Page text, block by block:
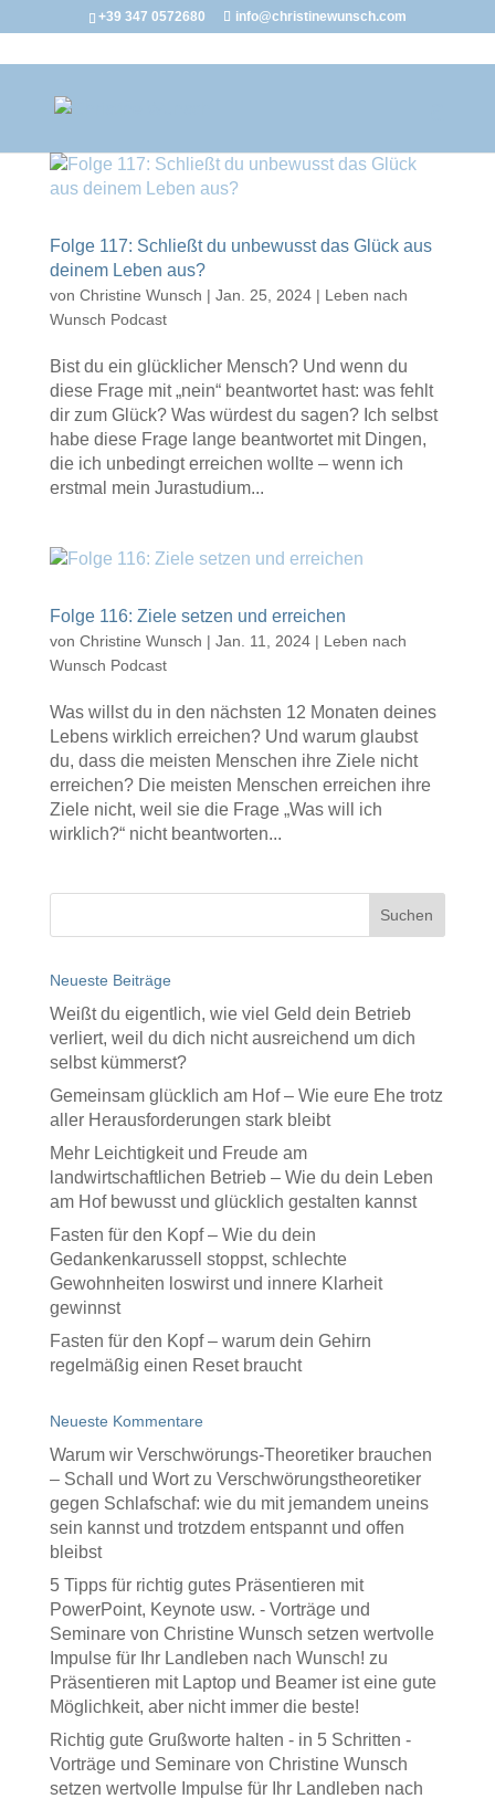
+39 347 0572680 info@christinewunsch.com
Folge 117: Schließt du unbewusst das Glück aus
deinem Leben aus?
von Christine Wunsch | Jan. 25, 2024| Leben nach
Wunsch Podcast
Bist du ein glücklicher Mensch? Und wenn du
diese Frage mit „nein“ beantwortet hast: was fehlt
dir zum Glück? Was würdest du sagen? Ich selbst
habe diese Frage lange beantwortet mit Dingen,
die ich unbedingt erreichen wollte – wenn ich
erstmal mein Jurastudium...
Folge 116: Ziele setzen und erreichen
von Christine Wunsch | Jan. 11, 2024| Leben nach
Wunsch Podcast
Was willst du in den nächsten 12 Monaten deines
Lebens wirklich erreichen? Und warum glaubst
du, dass die meisten Menschen ihre Ziele nicht
erreichen? Die meisten Menschen erreichen ihre
Ziele nicht, weil sie die Frage „Was will ich
wirklich?“ nicht beantworten...
Neueste Beiträge
Weißt du eigentlich, wie viel Geld dein Betrieb
verliert, weil du dich nicht ausreichend um dich
selbst kümmerst?
Gemeinsam glücklich am Hof – Wie eure Ehe trotz
aller Herausforderungen stark bleibt
Mehr Leichtigkeit und Freude am
landwirtschaftlichen Betrieb – Wie du dein Leben
am Hof bewusst und glücklich gestalten kannst
Fasten für den Kopf – Wie du dein
Gedankenkarussell stoppst, schlechte
Gewohnheiten loswirst und innere Klarheit
gewinnst
Fasten für den Kopf – warum dein Gehirn
regelmäßig einen Reset braucht
Neueste Kommentare
Warum wir Verschwörungs-Theoretiker brauchen
– Schall und Wortzu Verschwörungstheoretiker
gegen Schlafschaf: wie du mit jemandem uneins
sein kannst und trotzdem entspannt und offen
bleibst
5 Tipps für richtig gutes Präsentieren mit
PowerPoint, Keynote usw. - Vorträge und
Seminare von Christine Wunsch setzen wertvolle
Impulse für Ihr Landleben nach Wunsch! zu
Präsentieren mit Laptop und Beamer ist eine gute
Möglichkeit, aber nicht immer die beste!
Richtig gute Grußworte halten - in 5 Schritten -
Vorträge und Seminare von Christine Wunsch
setzen wertvolle Impulse für Ihr Landleben nach